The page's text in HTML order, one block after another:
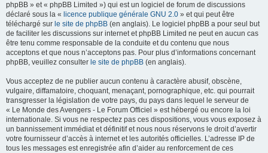
phpBB » et « phpBB Limited ») qui est un logiciel de forum de discussions
déclaré sous la « licence publique générale GNU 2.0 » et qui peut être
téléchargé sur le site de phpBB (en anglais). Le logiciel phpBB a pour seul but
de faciliter les discussions sur internet et phpBB Limited ne peut en aucun cas
être tenu comme responsable de la conduite et du contenu que nous
acceptons et que nous n’acceptons pas. Pour plus d’informations concernant
phpBB, veuillez consulter le site de phpBB (en anglais).
Vous acceptez de ne publier aucun contenu à caractère abusif, obscène,
vulgaire, diffamatoire, choquant, menaçant, pornographique, etc. qui pourrait
transgresser la législation de votre pays, du pays dans lequel le serveur de
« Le Monde des Avengers - Le Forum Officiel » est hébergé ou encore la loi
internationale. Si vous ne respectez pas ces dispositions, vous vous exposez à
un bannissement immédiat et définitif et nous nous réservons le droit d’avertir
votre fournisseur d’accès à internet et les autorités officielles. L’adresse IP de
tous les messages est enregistrée afin d’aider au renforcement de ces